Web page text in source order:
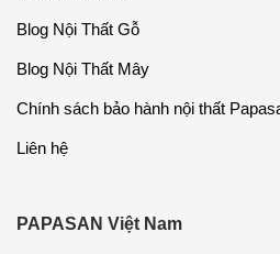
Blog Nội Thất Gỗ
Blog Nội Thất Mây
Chính sách bảo hành nội thất
Liên hệ
PAPASAN Việt Nam